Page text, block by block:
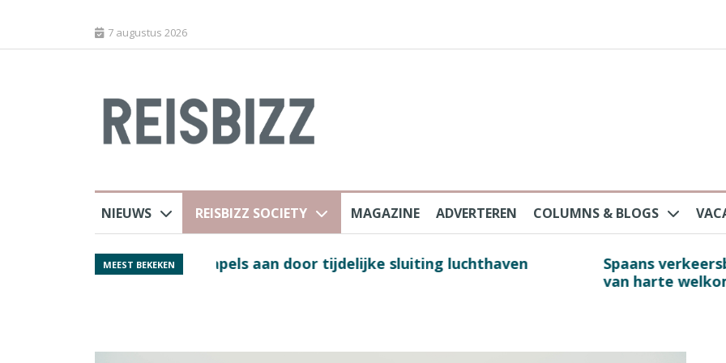
7 augustus 2026
NIEUWS REISBIZZ SOCIETY MAGAZINE ADVERTEREN COLUMNS & BLOGS
MEEST BEKEKEN
luchthaven
Spaans verkeersbureau na protesten massatoerisme: ‘Nederlandse